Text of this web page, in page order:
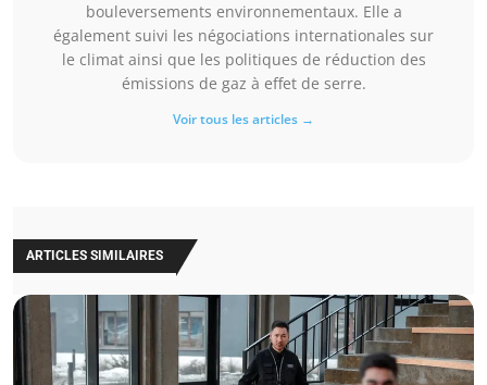
bouleversements environnementaux. Elle a
également suivi les négociations internationales sur
le climat ainsi que les politiques de réduction des
émissions de gaz à effet de serre.
Voir tous les articles →
ARTICLES SIMILAIRES